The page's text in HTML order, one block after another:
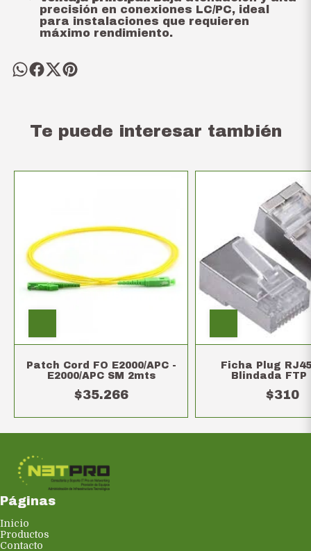
precisión en conexiones LC/PC, ideal
para instalaciones que requieren
máximo rendimiento.
Te puede interesar también
Patch Cord FO E2000/APC -
E2000/APC SM 2mts
$35.266
Ficha Plug
Blindada FTP
$310
Páginas
Inicio
Productos
Contacto